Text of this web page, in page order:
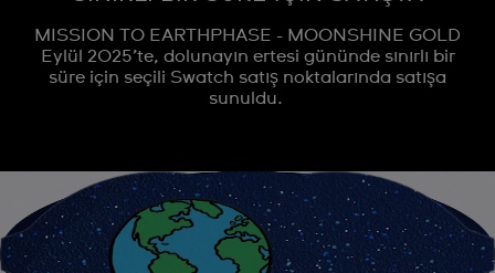
MISSION TO EARTHPHASE - MOONSHINE GOLD
Eylül 2025’te, dolunayın ertesi gününde sınırlı bir
süre için seçili Swatch satış noktalarında satışa
sunuldu.